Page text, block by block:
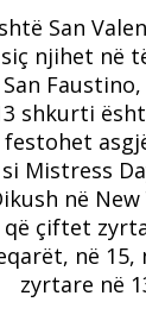
San
njihet në
shkurti
Mistress
në
çiftet
në 15,
zyrtare në